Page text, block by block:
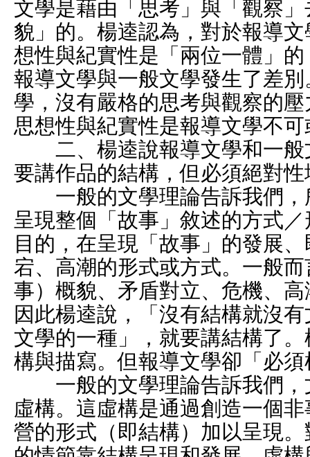
文學是藉由「思考」與「觀察
貌」的。楊逵認為，對於報導
想性與紀實性是「兩位一體」
報導文學與一般文學發生了差
學，沒有嚴格的思考與觀察的
思想性與紀實性是報導文學不
二、楊逵說報導文學和一般
要講作品的結構，但必須絕對
一般的文學理論告訴我們，
呈現整個「故事」敘述的方式
目的，在呈現「故事」的發展
宕、高潮的形式或方式。一般
事）概貌、矛盾對立、危機、
因此楊逵說，「沒有結構就沒
文學的一種」，就要講結構了
構與描寫。但報導文學卻「必
一般的文學理論告訴我們，
虛構。這虛構是通過創造一個
營的形式（即結構）加以呈現